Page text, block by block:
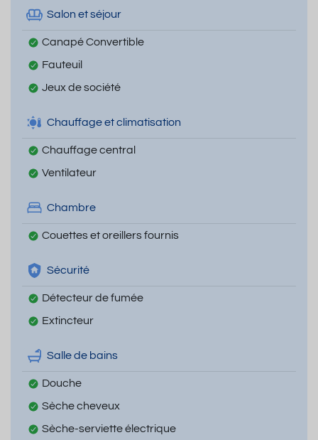
Salon et séjour
Canapé Convertible
Fauteuil
Jeux de société
Chauffage et climatisation
Chauffage central
Ventilateur
Chambre
Couettes et oreillers fournis
Sécurité
Détecteur de fumée
Extincteur
Salle de bains
Douche
Sèche cheveux
Sèche-serviette électrique